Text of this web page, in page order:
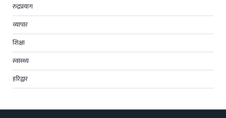
रुद्रप्रयाग
व्यापार
शिक्षा
स्वास्थ्य
हरिद्वार